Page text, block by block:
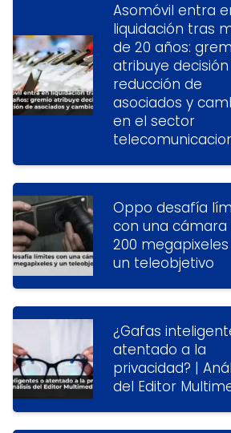
Asomóvil entra
liquidación tras
de 20 años:
atribuye
reducción de
asociados y
en el sector
Oppo desafía
con una cámara
200
un teleobjetivo
¿Gafas
atentado a la
privacidad? |
del Editor